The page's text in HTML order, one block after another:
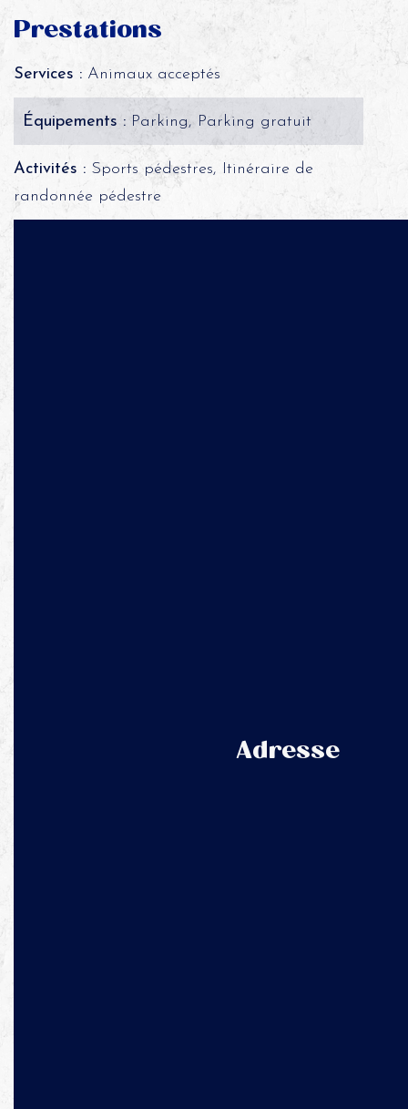
Prestations
Services :Animaux acceptés
Équipements :Parking, Parking gratuit
Activités :Sports pédestres, Itinéraire de
randonnée pédestre
Adresse